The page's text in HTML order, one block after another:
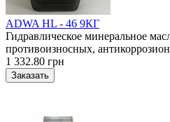
ADWA HL - 46 9КГ
Гидравлическое минеральное
противоизносных,
1 332.80 грн